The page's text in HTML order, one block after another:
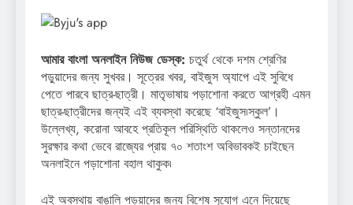
আমার বাংলা অনলাইন নিউজ ডেস্ক: চতুর্থ থেকে দশম শ্রেণির
পড়ুয়াদের জন্য সুখবর। সূত্রের খবর, বাইজুস অ্যাপে এই সুবিধে
পেতে পারবে ছাত্র-ছাত্রী। মাতৃভাষায় পড়াশোনা করতে আগ্রহী এমন
ছাত্র-ছাত্রীদের জন্যই এই ব্যবস্থা করেছে ‘বাইজুস৷স্কুল’।
উল্লেখ্য, করোনা আবহে প্রতিকূল পরিস্থিতি থাকলেও সন্তানদের
সুরক্ষার কথা ভেবে রাজ্যের প্রায় ৭০ শতাংশ অবিভাবকই চাইছেন
অনলাইনে পড়াশোনা বহাল থাকুক৷
এই অবস্থায় বাঙালি পড়ুয়াদের জন্য বিশেষ সুযোগ এনে দিয়েছে